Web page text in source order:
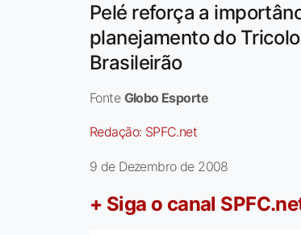
Pelé reforça a
planejamento do
Brasileirão
Fonte Globo Esporte
Redação: SPFC.net
9 de Dezembro de 2008
+ Siga o canal